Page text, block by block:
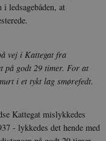
ledsagebåden, at
vej i Kattegat fra
på godt 29 timer. For at
i et tykt lag smørefedt.
Kattegat mislykkedes
- lykkedes det hende med